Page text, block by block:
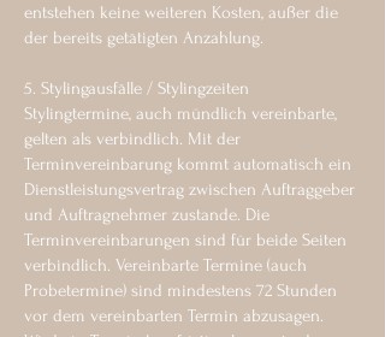
entstehen keine weiteren Kosten, außer die
der bereits getätigten Anzahlung.
5. Stylingausfälle / Stylingzeiten
Stylingtermine, auch mündlich vereinbarte,
gelten als verbindlich. Mit der
Terminvereinbarung kommt automatisch ein
Dienstleistungsvertrag zwischen Auftraggeber
und Auftragnehmer zustande. Die
Terminvereinbarungen sind für beide Seiten
verbindlich. Vereinbarte Termine (auch
Probetermine) sind mindestens 72 Stunden
vor dem vereinbarten Termin abzusagen.